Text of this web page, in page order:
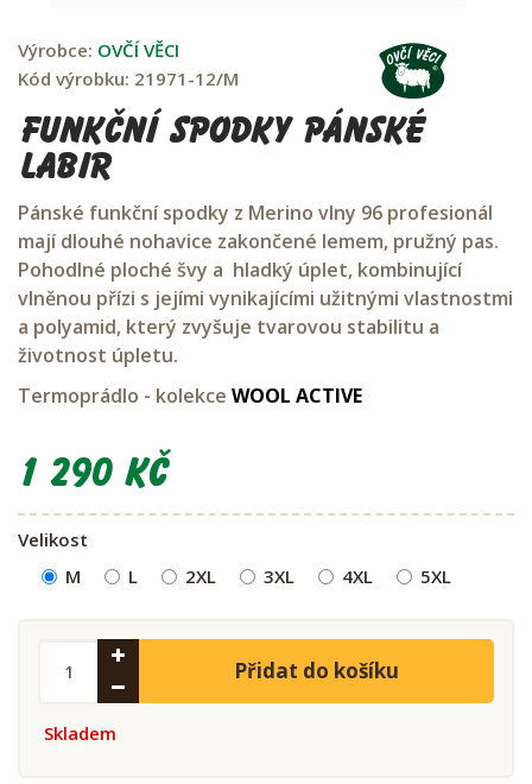
Výrobce: OVČÍ VĚCI
Kód výrobku: 21971-12/M
Funkční spodky pánské
LABIR
Pánské funkční spodky z Merino vlny 96 profesionál
mají dlouhé nohavice zakončené lemem, pružný pas.
Pohodlné ploché švy a hladký úplet, kombinující
vlněnou přízi s jejími vynikajícími užitnými vlastnostmi
a polyamid, který zvyšuje tvarovou stabilitu a
životnost úpletu.
Termoprádlo - kolekce WOOL ACTIVE
1 290 Kč
Velikost
M
L 2XL 3XL 4XL 5XL
Přidat do košíku
Skladem